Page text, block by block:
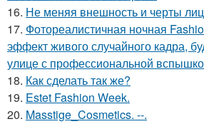
16. Не меняя внешность и черты
17. Фотореалистичная ночная
эффект живого случайного кадра,
улице с профессиональной
18. Как сделать так же?
19. Estet Fashion Week.
20. Masstige_Cosmetics. --.